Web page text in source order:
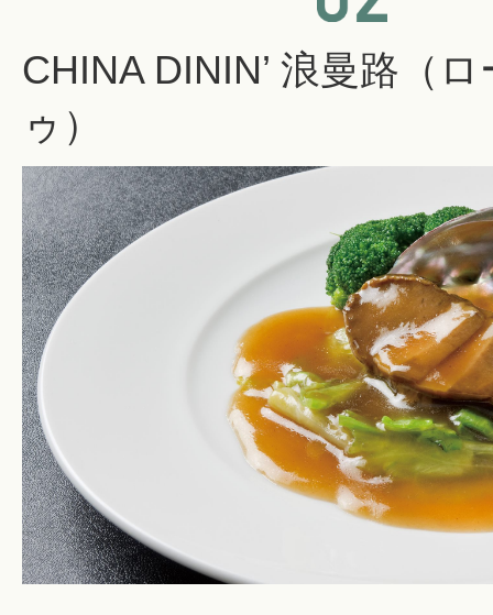
CHINA DININ’ 浪曼路（
ゥ）